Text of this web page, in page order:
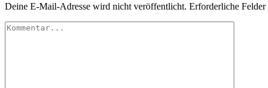
Deine E-Mail-Adresse wird nicht veröffentlicht. Erforderliche Felder